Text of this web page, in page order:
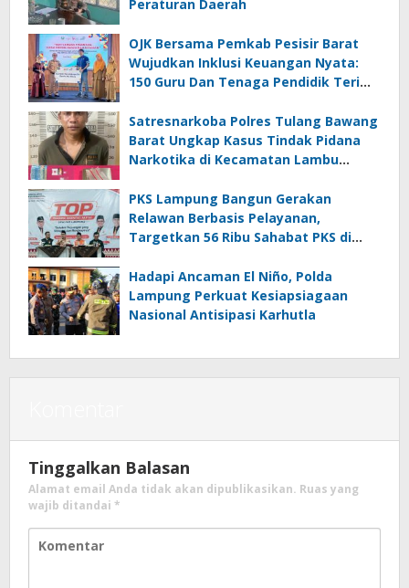
Peraturan Daerah
OJK Bersama Pemkab Pesisir Barat
Wujudkan Inklusi Keuangan Nyata:
150 Guru Dan Tenaga Pendidik Terima
Satresnarkoba Polres Tulang Bawang
Barat Ungkap Kasus Tindak Pidana
Narkotika di Kecamatan Lambu
PKS Lampung Bangun Gerakan
Relawan Berbasis Pelayanan,
Targetkan 56 Ribu Sahabat PKS di
Hadapi Ancaman El Niño, Polda
Lampung Perkuat Kesiapsiagaan
Nasional Antisipasi Karhutla
Tinggalkan Balasan
Alamat email Anda tidak akan dipublikasikan. Ruas yang
wajib ditandai *